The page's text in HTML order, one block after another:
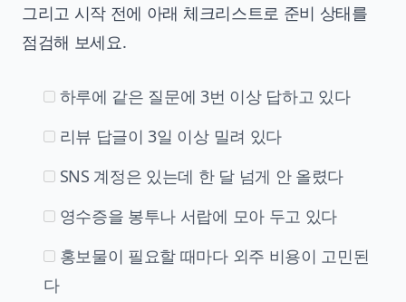
그리고 시작 전에 아래 체크리스트로 준비 상태를
점검해 보세요.
하루에 같은 질문에 3번 이상 답하고 있다
리뷰 답글이 3일 이상 밀려 있다
SNS 계정은 있는데 한 달 넘게 안 올렸다
영수증을 봉투나 서랍에 모아 두고 있다
홍보물이 필요할 때마다 외주 비용이 고민된
다